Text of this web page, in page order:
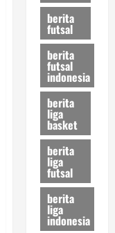
berita
futsal
berita
futsal
indonesia
berita
liga
basket
berita
liga
futsal
berita
liga
indonesia